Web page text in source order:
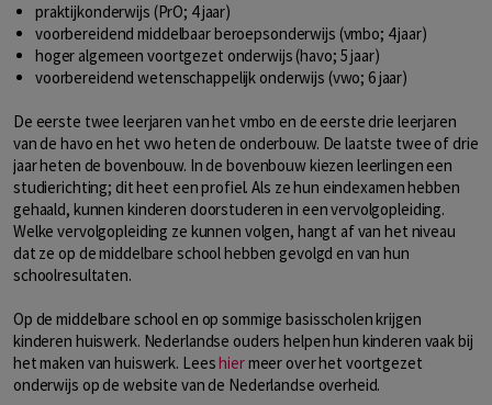
praktijkonderwijs (PrO; 4 jaar)
voorbereidend middelbaar beroepsonderwijs (vmbo; 4 jaar)
hoger algemeen voortgezet onderwijs (havo; 5 jaar)
voorbereidend wetenschappelijk onderwijs (vwo; 6 jaar)
De eerste twee leerjaren van het vmbo en de eerste drie leerjaren
van de havo en het vwo heten de onderbouw. De laatste twee of drie
jaar heten de bovenbouw. In de bovenbouw kiezen leerlingen een
studierichting; dit heet een profiel. Als ze hun eindexamen hebben
gehaald, kunnen kinderen doorstuderen in een vervolgopleiding.
Welke vervolgopleiding ze kunnen volgen, hangt af van het niveau
dat ze op de middelbare school hebben gevolgd en van hun
schoolresultaten.
Op de middelbare school en op sommige basisscholen krijgen
kinderen huiswerk. Nederlandse ouders helpen hun kinderen vaak bij
het maken van huiswerk. Leeshiermeer over het voortgezet
onderwijs op de website van de Nederlandse overheid.